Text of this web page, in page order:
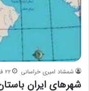
شمشاد امیری خراسانی ۲۲ فروردین ۱۳۹۵
شهرهای ایران